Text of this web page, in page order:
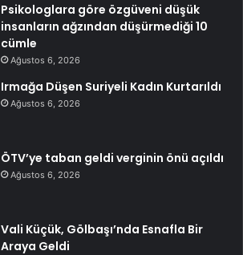
Psikologlara göre özgüveni düşük
insanların ağzından düşürmediği 10
cümle
Ağustos 6, 2026
Irmağa Düşen Suriyeli Kadın Kurtarıldı
Ağustos 6, 2026
ÖTV’ye taban geldi verginin önü açıldı
Ağustos 6, 2026
Vali Küçük, Gölbaşı’nda Esnafla Bir
Araya Geldi